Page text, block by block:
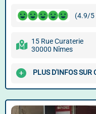
(4.9/5
15 Rue Curaterie
30000 Nîmes
PLUS D'INFOS SUR